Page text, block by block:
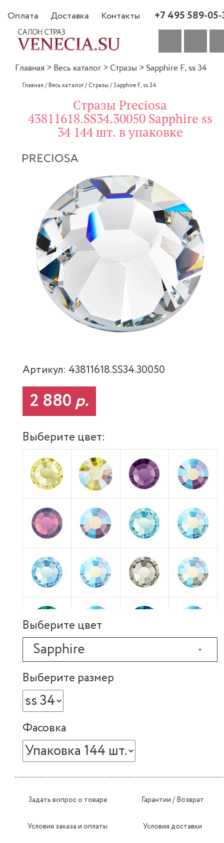
Оплата Доставка Контакты +7 495 589-
Главная > Весь каталог > Стразы > Sapphire F, ss 34
Главная /Весь каталог/Стразы /Sapphire F, ss 34
Стразы Preciosa
43811618.SS34.30050 Sapphire ss
34 144 шт. в упаковке
Артикул: 43811618.SS34.30050
2 880р.
Выберите цвет:
Выберите цвет
Sapphire
Выберите размер
Фасовка
Задать вопрос о товаре Гарантии / Возврат
Условия заказа и оплаты Условия доставки